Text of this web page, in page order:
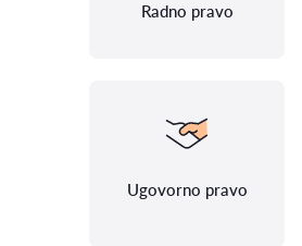
Radno pravo
Ugovorno pravo